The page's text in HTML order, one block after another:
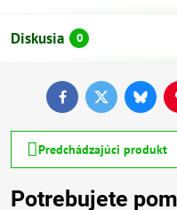
Diskusia 0
FacebookTwitter
Predchádzajúci produkt
Potrebujete